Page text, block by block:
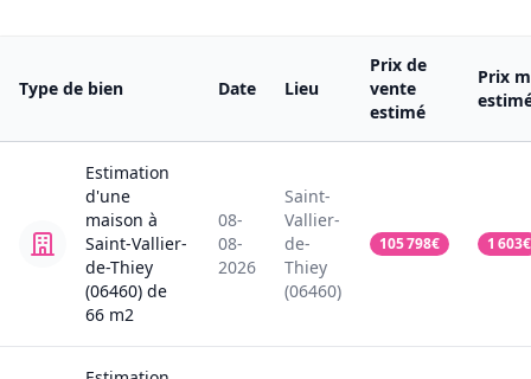
Type de bien Date Lieu
Prix de
vente
estimé
Prix
Estimation
d'une
maison à
Saint-Vallier-
de-Thiey
(06460) de
66 m2
08-
08-
2026
Saint-
Vallier-
de-
Thiey
(06460)
105 798€ 1 603€